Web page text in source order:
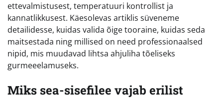
ettevalmistusest, temperatuuri kontrollist ja
kannatlikkusest. Käesolevas artiklis süveneme
detailidesse, kuidas valida õige tooraine, kuidas seda
maitsestada ning millised on need professionaalsed
nipid, mis muudavad lihtsa ahjuliha tõeliseks
gurmeeelamuseks.
Miks sea-sisefilee vajab erilist